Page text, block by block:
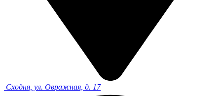
Сходня, ул. Овражная, д. 17